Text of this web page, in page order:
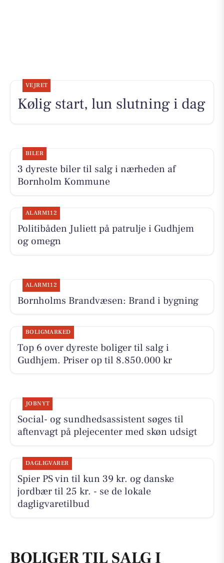
VEJRET
Kølig start, lun slutning i dag
BILER
3 dyreste biler til salg i nærheden af
Bornholm Kommune
ALARM112
Politibåden Juliett på patrulje i Gudhjem
og omegn
ALARM112
Bornholms Brandvæsen: Brand i bygning
BOLIGMARKED
Top 6 over dyreste boliger til salg i
Gudhjem. Priser op til 8.850.000 kr
JOBNYT
Social- og sundhedsassistent søges til
aftenvagt på plejecenter med skøn udsigt
DAGLIGVARER
Spier PS vin til kun 39 kr. og danske
jordbær til 25 kr. - se de lokale
dagligvaretilbud
BOLIGER TIL SALG I